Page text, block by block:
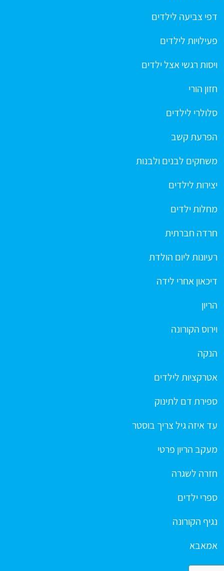
דפי צביעה לילדים
פעילויות לילדים
ויסות רגשי אצל ילדים
חזון הורי
סלולרי לילדים
הפרעת קשב
משחקים לבנים ולבנות
יצירות לילדים
מחלות ילדים
חרדה חברתית
רעיונות ליום הולדת
דיכאון אחרי לידה
הריון
וירוס הקורונה
הנקה
אטרקציות לילדים
ספירת דם לתינוק
עד איזה גיל צריך בוסטר
מעקב הריון פרטי
חזרה לשגרה
ספרי ילדים
נגיף הקורונה
אמאבא